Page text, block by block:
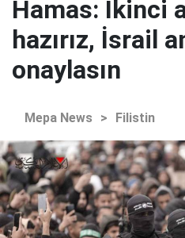
Hamas: İkinci
hazırız, İsrail
onaylasın
Mepa News > Filistin